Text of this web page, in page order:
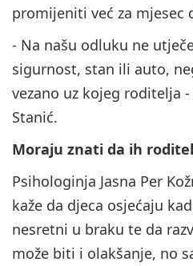
promijeniti već za mjesec
- Na našu odluku ne
sigurnost, stan ili auto,
vezano uz kojeg roditelja
Stanić.
Moraju znati da ih
Psihologinja Jasna Per
kaže da djeca osjećaju
nesretni u braku te da
može biti i olakšanje, no